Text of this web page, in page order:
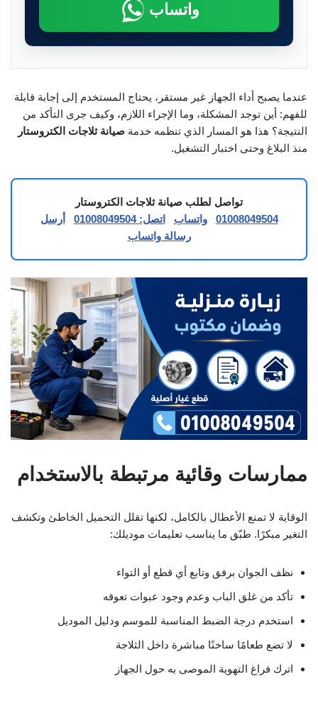
واتساب
عندما يصبح أداء الجهاز غير مستقر، يحتاج المستخدم إلى إجابة قابلة
للفهم: أين توجد المشكلة، وما الإجراء اللازم، وكيف جرى التأكد من
النتيجة؟ هذا هو المسار الذي تنظمه خدمة صيانة ثلاجات الكتروستار
منذ البلاغ وحتى اختبار التشغيل.
تواصل لطلب صيانة ثلاجات الكتروستار
01008049504
واتساب اتصل: 01008049504
أرسل
رسالة واتساب
ممارسات وقائية مرتبطة بالاستخدام
الوقاية لا تمنع الأعطال بالكامل، لكنها تقلل التحميل الخاطئ وتكشف
التغير مبكرًا. طبّق ما يناسب تعليمات موديلك:
نظف الجوان برفق وتابع أي قطع أو التواء
تأكد من غلق الباب وعدم وجود عبوات تعوقه
استخدم درجة الضبط المناسبة للموسم ودليل الموديل
لا تضع طعامًا ساخنًا مباشرة داخل الثلاجة
اترك فراغ التهوية الموصى به حول الجهاز